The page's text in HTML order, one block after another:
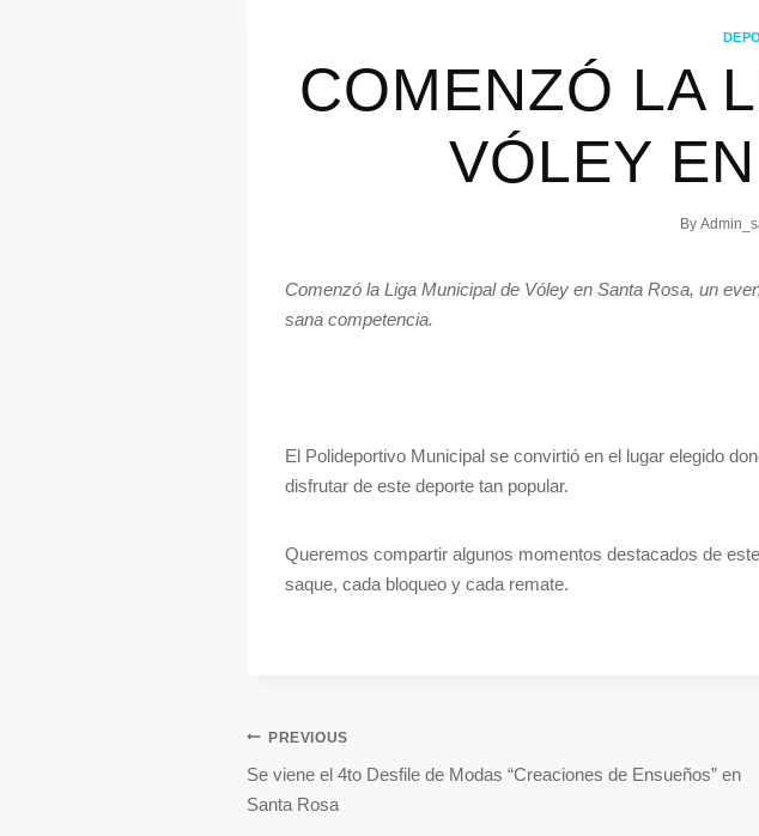
COMENZÓ LA
VÓLEY
By
Comenzó la Liga Municipal de Vóley en Santa Rosa, un
sana competencia.
El Polideportivo Municipal se convirtió en el lugar elegido
disfrutar de este deporte tan popular.
Queremos compartir algunos momentos destacados de
saque, cada bloqueo y cada remate.
PREVIOUS
Se viene el 4to Desfile de Modas “Creaciones de Ensueños” en
Santa Rosa